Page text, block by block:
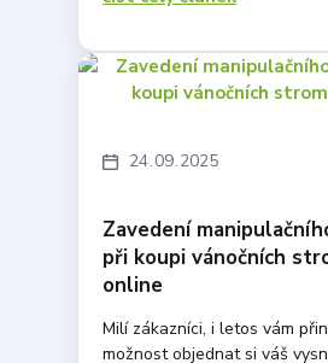
24 09 2025
Zavedení
při koupi vánočních
online
Milí zákazníci, i letos vám
možnost objednat si váš